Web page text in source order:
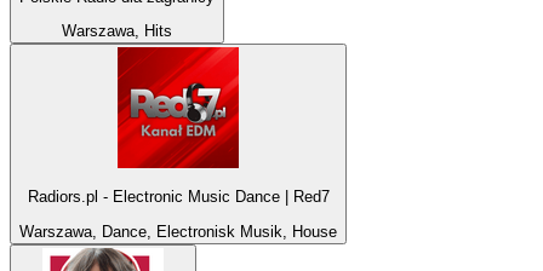
Warszawa, Hits
Radiors.pl - Electronic Music Dance | Red7
Warszawa, Dance, Electronisk Musik, House